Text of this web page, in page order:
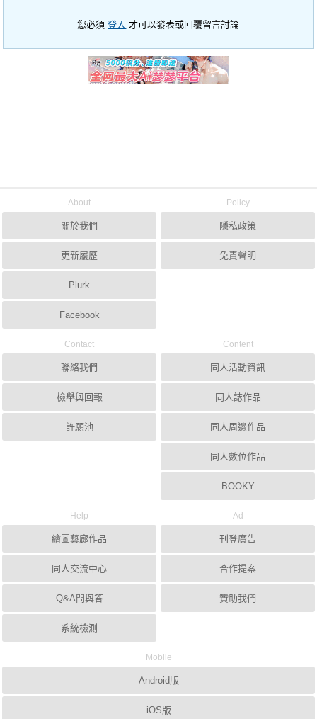
您必須登入 才可以發表或回覆留言討論
About
關於我們
更新履歷
Plurk
Facebook
Policy
隱私政策
免責聲明
Contact
聯絡我們
檢舉與回報
許願池
Content
同人活動資訊
同人誌作品
同人周邊作品
同人數位作品
BOOKY
Help
繪圖藝廊作品
同人交流中心
Q&A問與答
系統檢測
Ad
刊登廣告
合作提案
贊助我們
Mobile
Android版
iOS版